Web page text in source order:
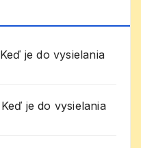
Keď je do vysielania
Keď je do vysielania